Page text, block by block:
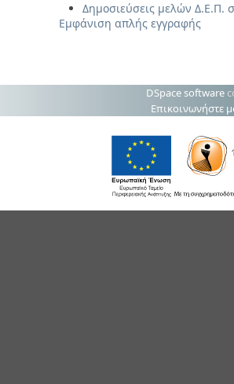
Δημοσιεύσεις μελών Δ.Ε.Π.
Εμφάνιση απλής εγγραφής
DSpace software
Επικοινωνήστε